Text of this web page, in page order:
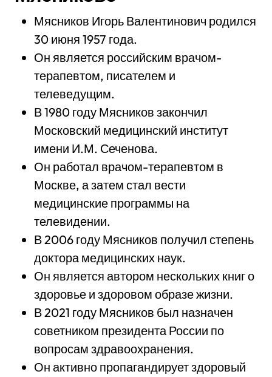
Мясников Игорь Валентинович родился
30 июня 1957 года.
Он является российским врачом-
терапевтом, писателем и
телеведущим.
В 1980 году Мясников закончил
Московский медицинский институт
имени И.М. Сеченова.
Он работал врачом-терапевтом в
Москве, а затем стал вести
медицинские программы на
телевидении.
В 2006 году Мясников получил степень
доктора медицинских наук.
Он является автором нескольких книг о
здоровье и здоровом образе жизни.
В 2021 году Мясников был назначен
советником президента России по
вопросам здравоохранения.
Он активно пропагандирует здоровый